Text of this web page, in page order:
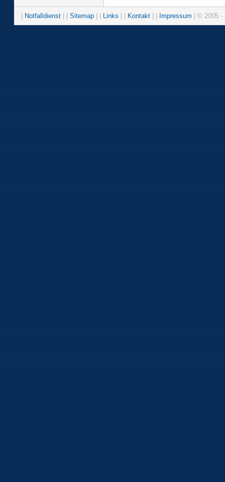
Notfalldienst Sitemap Links Kontakt Impressum | © 2005 -